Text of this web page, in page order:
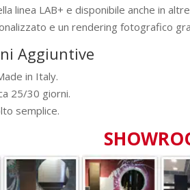
linea LAB+ e disponibile anche in
e un rendering fotografico
Aggiuntive
in Italy.
25/30 giorni.
semplice.